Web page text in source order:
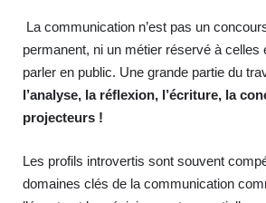
La communication n’est pas un
permanent, ni un métier réservé à celles
parler en public. Une grande partie du
l’analyse, la réflexion, l’écriture, la
projecteurs !
Les profils introvertis sont souvent
domaines clés de la communication